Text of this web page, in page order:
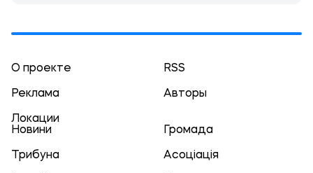
О проекте RSS
Реклама Авторы
Локации
Новини
Громада
Трибуна Асоціація